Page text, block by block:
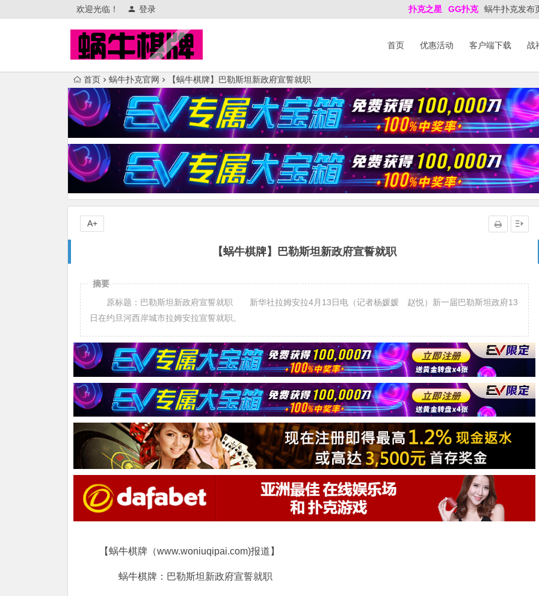
欢迎光临！ 登录 扑克之星 GG扑克 蜗牛扑克发布
首页 优惠活动 客户端下载 战
首页 蜗牛扑克官网 【蜗牛棋牌】巴勒斯坦新政府宣誓就职
【蜗牛棋牌】巴勒斯坦新政府宣誓就职
A+
摘要
原标题：巴勒斯坦新政府宣誓就职 新华社拉姆安拉4月13日电（记者杨媛媛 赵悦）新一届巴勒斯坦政府13
日在约旦河西岸城市拉姆安拉宣誓就职。
【蜗牛棋牌（www.woniuqipai.com)报道】
蜗牛棋牌：巴勒斯坦新政府宣誓就职